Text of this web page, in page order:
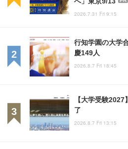
2026.7.31 Fri 9:15
行知学園の大学
慶149人
2026.8.7 Fri 18:45
【大学受験
了
2026.8.7 Fri 13:15